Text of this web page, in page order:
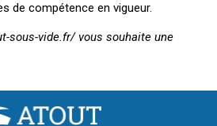
de compétence en vigueur.
sous-vide.fr/ vous souhaite une